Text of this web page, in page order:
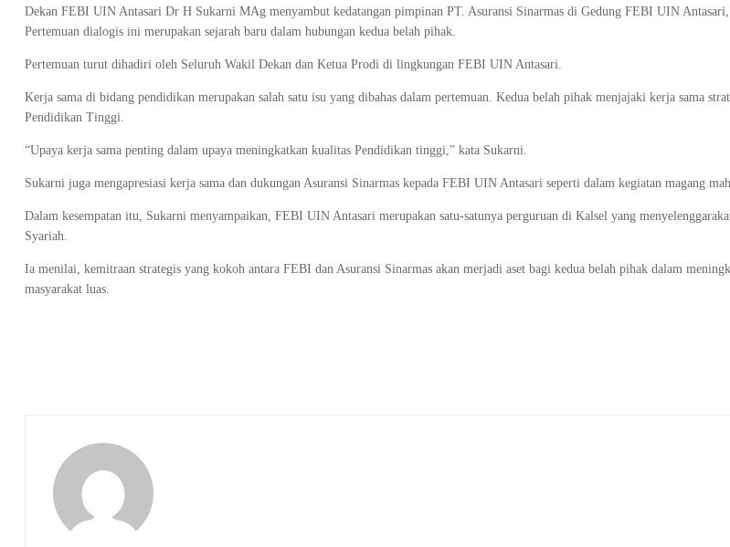
Dekan FEBI UIN Antasari Dr H Sukarni MAg menyambut kedatangan pimpinan PT. Asuransi Sinarmas di Gedung FEBI UIN
Pertemuan dialogis ini merupakan sejarah baru dalam hubungan kedua belah pihak.
Pertemuan turut dihadiri oleh Seluruh Wakil Dekan dan Ketua Prodi di lingkungan FEBI UIN Antasari.
Kerja sama di bidang pendidikan merupakan salah satu isu yang dibahas dalam pertemuan. Kedua belah pihak menjajaki kerja sama
Pendidikan Tinggi.
“Upaya kerja sama penting dalam upaya meningkatkan kualitas Pendidikan tinggi,” kata Sukarni.
Sukarni juga mengapresiasi kerja sama dan dukungan Asuransi Sinarmas kepada FEBI UIN Antasari seperti dalam kegiatan magang
Dalam kesempatan itu, Sukarni menyampaikan, FEBI UIN Antasari merupakan satu-satunya perguruan di Kalsel yang
Syariah.
Ia menilai, kemitraan strategis yang kokoh antara FEBI dan Asuransi Sinarmas akan merjadi aset bagi kedua belah pihak dalam
masyarakat luas.